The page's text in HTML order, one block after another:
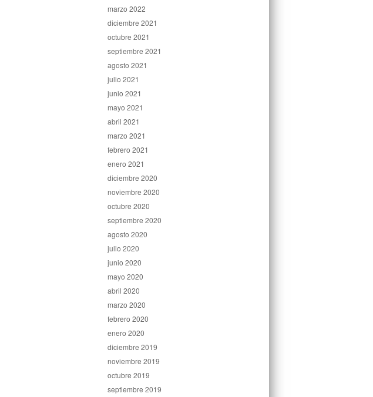
marzo 2022
diciembre 2021
octubre 2021
septiembre 2021
agosto 2021
julio 2021
junio 2021
mayo 2021
abril 2021
marzo 2021
febrero 2021
enero 2021
diciembre 2020
noviembre 2020
octubre 2020
septiembre 2020
agosto 2020
julio 2020
junio 2020
mayo 2020
abril 2020
marzo 2020
febrero 2020
enero 2020
diciembre 2019
noviembre 2019
octubre 2019
septiembre 2019